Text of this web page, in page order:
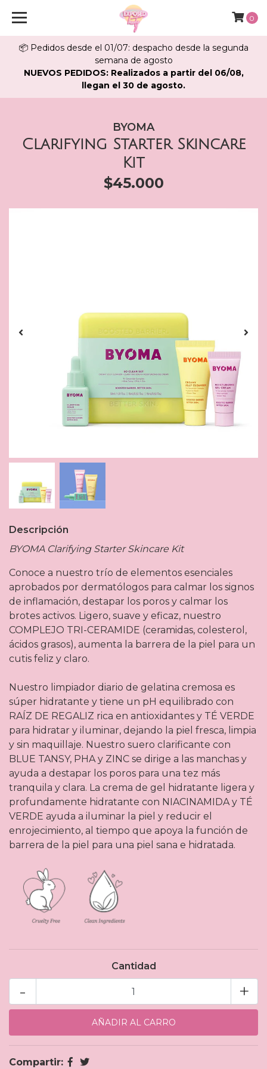
📦 Pedidos desde el 01/07: despacho desde la segunda
semana de agosto
NUEVOS PEDIDOS: Realizados a partir del 06/08,
llegan el 30 de agosto.
0
BYOMA
Clarifying Starter Skincare
Kit
$45.000
Descripción
BYOMA Clarifying Starter Skincare Kit
Conoce a nuestro trío de elementos esenciales
aprobados por dermatólogos para calmar los signos
de inflamación, destapar los poros y calmar los
brotes activos. Ligero, suave y eficaz, nuestro
COMPLEJO TRI-CERAMIDE (ceramidas, colesterol,
ácidos grasos), aumenta la barrera de la piel para un
cutis feliz y claro.
Nuestro limpiador diario de gelatina cremosa es
súper hidratante y tiene un pH equilibrado con
RAÍZ DE REGALIZ rica en antioxidantes y TÉ VERDE
para hidratar y iluminar, dejando la piel fresca, limpia
y sin maquillaje. Nuestro suero clarificante con
BLUE TANSY, PHA y ZINC se dirige a las manchas y
ayuda a destapar los poros para una tez más
tranquila y clara. La crema de gel hidratante ligera y
profundamente hidratante con NIACINAMIDA y TÉ
VERDE ayuda a iluminar la piel y reducir el
enrojecimiento, al tiempo que apoya la función de
barrera de la piel para una piel sana e hidratada.
Cantidad
+
-
Compartir: